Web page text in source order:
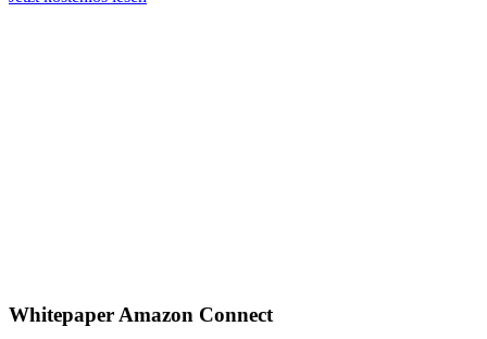
Whitepaper Amazon Connect